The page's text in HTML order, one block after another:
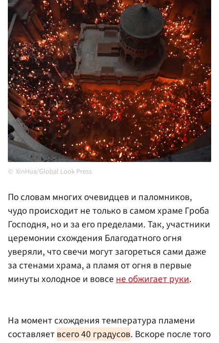
XinHua/Global Look Press
По словам многих очевидцев и паломников,
чудо происходит не только в самом храме Гроба
Господня, но и за его пределами. Так, участники
церемонии схождения Благодатного огня
уверяли, что свечи могут загореться сами даже
за стенами храма, а пламя от огня в первые
минуты холодное и вовсене обжигает руки.
На момент схождения температура пламени
составляетвсего 40 градусов. Вскоре после того